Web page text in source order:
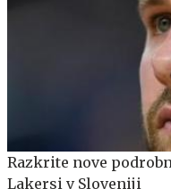
Razkrite nove
Lakersi v Sloveniji